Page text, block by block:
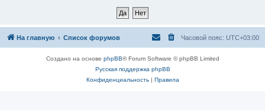
На главную Список форумов Часовой пояс: UTC+03:00
Создано на основе phpBB® Forum Software © phpBB Limited
Русская поддержка phpBB
Конфиденциальность| Правила